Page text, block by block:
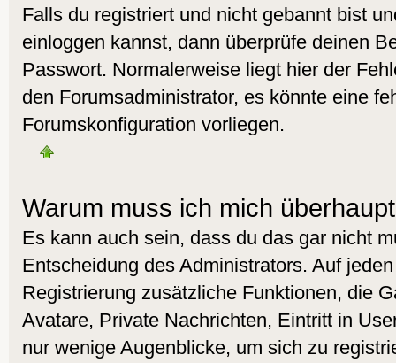
Falls du registriert und nicht gebannt bist
einloggen kannst, dann überprüfe deinen
Passwort. Normalerweise liegt hier der
den Forumsadministrator, es könnte eine
Forumskonfiguration vorliegen.
Warum muss ich mich
Es kann auch sein, dass du das gar nicht
Entscheidung des Administrators. Auf
Registrierung zusätzliche Funktionen, die
Avatare, Private Nachrichten, Eintritt in
nur wenige Augenblicke, um sich zu